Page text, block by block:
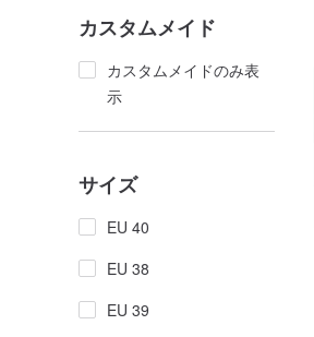
カスタムメイド
カスタムメイドのみ表
示
サイズ
EU 40
EU 38
EU 39